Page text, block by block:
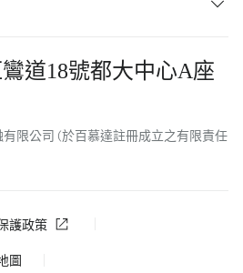
道18號都大中心A座
限公司 (於百慕達註冊成立之有限責任
護政策
圖